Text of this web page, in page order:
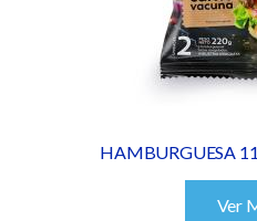
HAMBURGUESA
Ver